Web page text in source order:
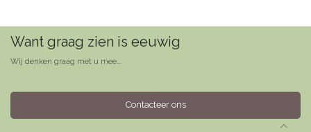
Want graag zien is eeuwig
Wij denken graag met u mee...
Contacteer ons